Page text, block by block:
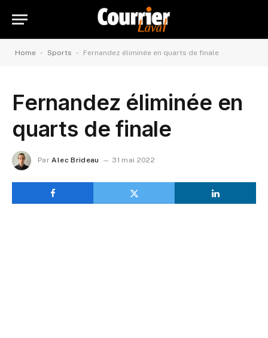
Home - Sports - Fernandez éliminée en quarts de finale
Fernandez éliminée en
quarts de finale
Par Alec Brideau 31 mai 2022